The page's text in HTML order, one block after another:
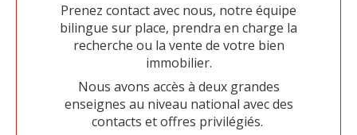
Prenez contact avec nous, notre équipe
bilingue sur place, prendra en charge la
recherche ou la vente de votre bien
immobilier.
Nous avons accès à deux grandes
enseignes au niveau national avec des
contacts et offres privilégiés.